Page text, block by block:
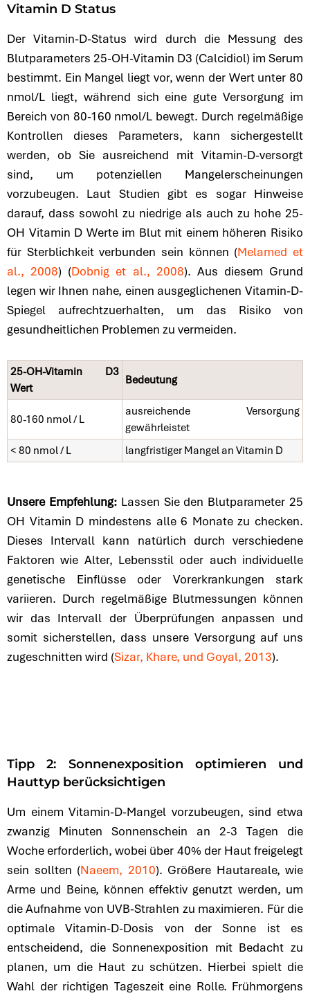
Vitamin D Status
Der Vitamin-D-Status wird durch die Messung des
Blutparameters 25-OH-Vitamin D3 (Calcidiol) im Serum
bestimmt. Ein Mangel liegt vor, wenn der Wert unter 80
nmol/L liegt, während sich eine gute Versorgung im
Bereich von 80-160 nmol/L bewegt. Durch regelmäßige
Kontrollen dieses Parameters, kann sichergestellt
werden, ob Sie ausreichend mit Vitamin-D-versorgt
sind, um potenziellen Mangelerscheinungen
vorzubeugen. Laut Studien gibt es sogar Hinweise
darauf, dass sowohl zu niedrige als auch zu hohe 25-
OH Vitamin D Werte im Blut mit einem höheren Risiko
für Sterblichkeit verbunden sein können (Melamed et
al., 2008) (Dobnig et al., 2008). Aus diesem Grund
legen wir Ihnen nahe, einen ausgeglichenen Vitamin-D-
Spiegel aufrechtzuerhalten, um das Risiko von
gesundheitlichen Problemen zu vermeiden.
25-OH-Vitamin D3
Wert
Bedeutung
80-160 nmol / L
ausreichende Versorgung
gewährleistet
< 80 nmol / L
langfristiger Mangel an Vitamin D
Unsere Empfehlung:Lassen Sie den Blutparameter 25
OH Vitamin D mindestens alle 6 Monate zu checken.
Dieses Intervall kann natürlich durch verschiedene
Faktoren wie Alter, Lebensstil oder auch individuelle
genetische Einflüsse oder Vorerkrankungen stark
variieren. Durch regelmäßige Blutmessungen können
wir das Intervall der Überprüfungen anpassen und
somit sicherstellen, dass unsere Versorgung auf uns
zugeschnitten wird (Sizar, Khare, und Goyal, 2013).
Tipp 2: Sonnenexposition optimieren und
Hauttyp berücksichtigen
Um einem Vitamin-D-Mangel vorzubeugen, sind etwa
zwanzig Minuten Sonnenschein an 2-3 Tagen die
Woche erforderlich, wobei über 40% der Haut freigelegt
sein sollten (Naeem, 2010). Größere Hautareale, wie
Arme und Beine, können effektiv genutzt werden, um
die Aufnahme von UVB-Strahlen zu maximieren. Für die
optimale Vitamin-D-Dosis von der Sonne ist es
entscheidend, die Sonnenexposition mit Bedacht zu
planen, um die Haut zu schützen. Hierbei spielt die
Wahl der richtigen Tageszeit eine Rolle. Frühmorgens